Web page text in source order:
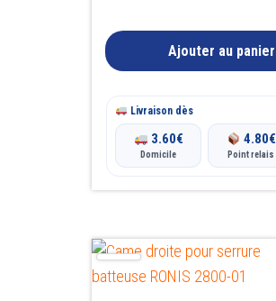
Ajouter au panier
Livraison dès
3.60€
Domicile
4.80€
Point relais